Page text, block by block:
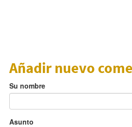
Añadir nuevo
Su nombre
Asunto